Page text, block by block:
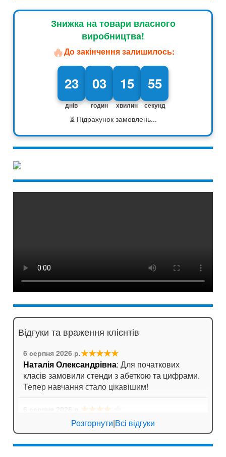
Знижка на товари власного
виробництва!
🔥До закінчення залишилось:
23
днів
03
годин
15
хвилин
54
секунд
⏳ Підрахунок замовлень...
Відгуки та враження клієнтів
6 серпня 2026 р.★★★★★
Наталія Олександрівна: Для початкових
класів замовили стенди з абеткою та цифрами.
Тепер навчання стало цікавішим!
★★★★
Ігор Лозовий: Стенди для спортивної зали
яскраві, мотивують дітей займатися спортом!
Розгорнути|Всі відгуки